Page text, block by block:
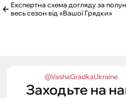
Експертна схема догляду за
весь сезон від «Вашої Грядки»
@VashaGradkaUkraine
Заходьте на